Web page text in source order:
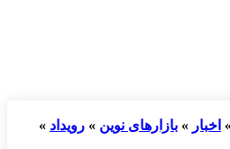
اخبار » بازارهای نوین » رویداد »